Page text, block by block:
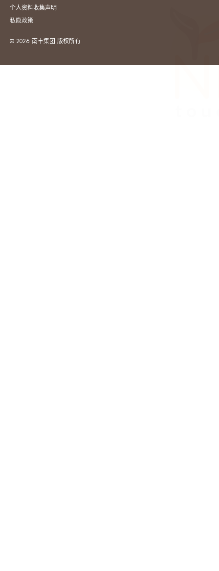
个人资料收集声明
私隐政策
© 2026 南丰集团 版权所有